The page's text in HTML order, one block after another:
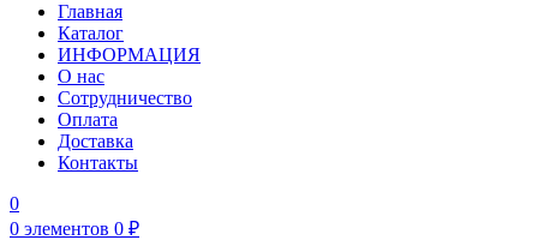
Главная
Каталог
ИНФОРМАЦИЯ
О нас
Сотрудничество
Оплата
Доставка
Контакты
0
0 элементов 0 ₽